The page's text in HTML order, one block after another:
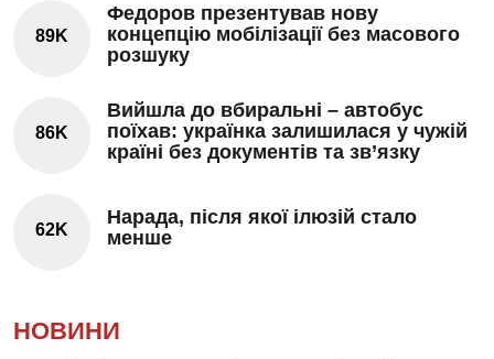
89K
Федоров презентував нову
концепцію мобілізації без масового
розшуку
86K
Вийшла до вбиральні – автобус
поїхав: українка залишилася у чужій
країні без документів та зв’язку
62K
Нарада, після якої ілюзій стало
менше
НОВИНИ